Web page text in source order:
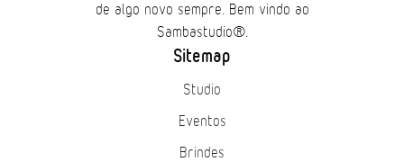
de algo novo sempre. Bem vindo ao
Sambastudio®.
Sitemap
Studio
Eventos
Brindes